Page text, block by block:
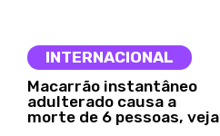
INTERNACIONAL
Macarrão instantâneo
adulterado causa a
morte de 6 pessoas, veja